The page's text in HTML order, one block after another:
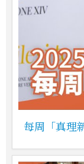
每周「真理